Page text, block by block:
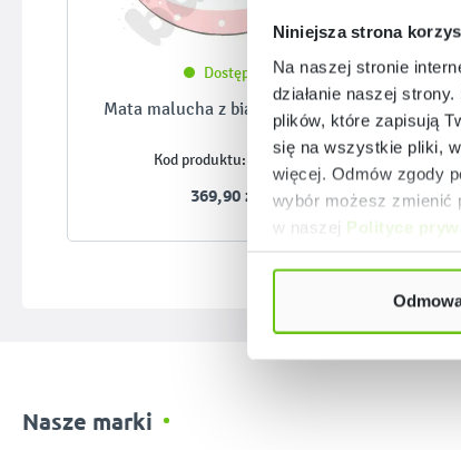
Niniejsza strona
Na naszej stronie
działanie naszej
plików, które zapisują
się na wszystkie pliki,
więcej. Odmów zgody
wybór możesz zmienić
w naszej Polityce
Dostępny
Mata malucha z białym kotkiem
Kod produktu: 101784
369,90 zł
Nasze marki